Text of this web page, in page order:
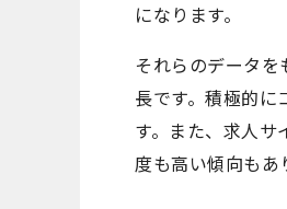
になります。
それらのデータ
長です。積極的に
す。また、求人
度も高い傾向もあ